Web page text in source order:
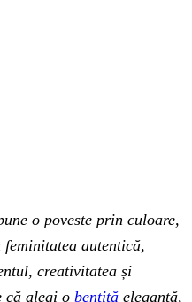
o poveste prin culoare,
autentică,
creativitatea și
că alegi o bentiță elegantă,